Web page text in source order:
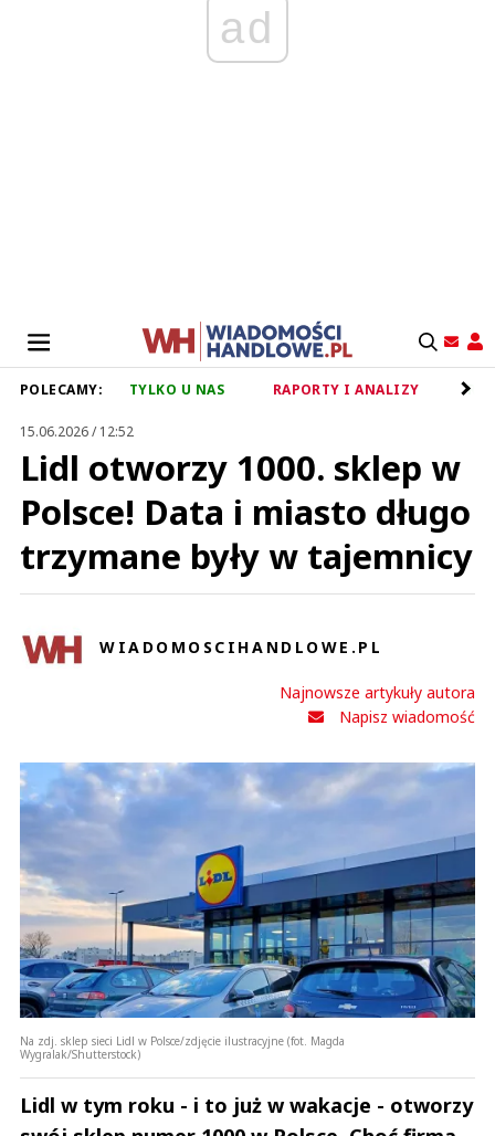
ad
POLECAMY: TYLKO U NAS RAPORTY I ANALIZY
15.06.2026 / 12:52
Lidl otworzy 1000. sklep w
Polsce! Data i miasto długo
trzymane były w tajemnicy
WIADOMOSCIHANDLOWE.PL
Najnowsze artykuły autora
Napisz wiadomość
Na zdj. sklep sieci Lidl w Polsce/zdjęcie ilustracyjne (fot. Magda
Wygralak/Shutterstock)
Lidl w tym roku - i to już w wakacje - otworzy